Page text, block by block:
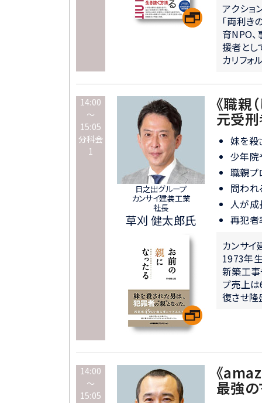
アクシ
「両利き
育NPO
援者とし
カリフォ
14:00
～
15:05
分科会
1
日之出グループ
カンサイ建装工業
社長
草刈 健太郎氏
《職親
元受
妹を殺
少年院
職親プ
問われ
人が成
再犯者
カンサ
1973年
新築工
プ売上
復させ隆
14:00
～
15:05
《
最強の